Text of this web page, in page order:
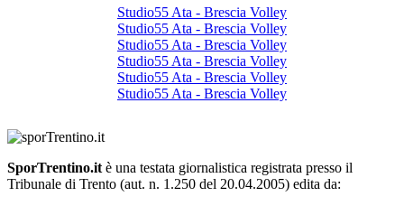
Studio55 Ata - Brescia Volley
Studio55 Ata - Brescia Volley
Studio55 Ata - Brescia Volley
Studio55 Ata - Brescia Volley
Studio55 Ata - Brescia Volley
Studio55 Ata - Brescia Volley
SporTrentino.it è una testata giornalistica registrata presso il
Tribunale di Trento (aut. n. 1.250 del 20.04.2005) edita da: